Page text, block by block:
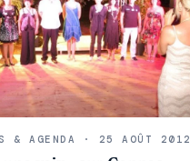
& AGENDA · 25 AOÛT 2012